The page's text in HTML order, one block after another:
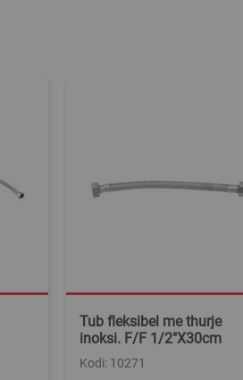
Tub fleksibel me thurje
inoksi. F/F 1/2"X30cm
Kodi: 10271